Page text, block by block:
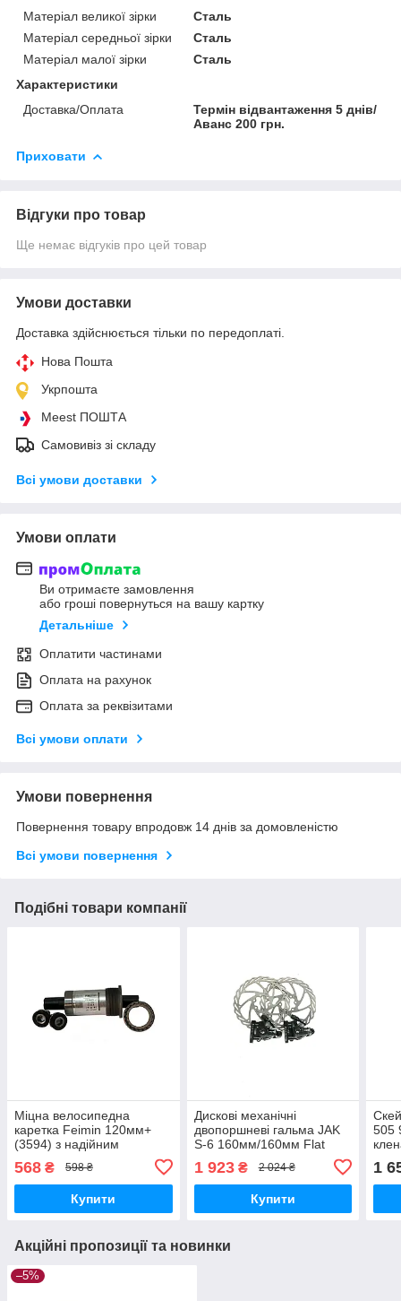
Матеріал великої зірки
Сталь
Матеріал середньої зірки
Сталь
Матеріал малої зірки
Сталь
Характеристики
Доставка/Оплата
Термін відвантаження 5 днів/
Аванс 200 грн.
Приховати
Відгуки про товар
Ще немає відгуків про цей товар
Умови доставки
Доставка здійснюється тільки по передоплаті.
Нова Пошта
Укрпошта
Meest ПОШТА
Самовивіз зі складу
Всі умови доставки
Умови оплати
Ви отримаєте замовлення
або гроші повернуться на вашу картку
Детальніше
Оплатити частинами
Оплата на рахунок
Оплата за реквізитами
Всі умови оплати
Умови повернення
Повернення товару впродовж 14 днів за домовленістю
Всі умови повернення
Подібні товари компанії
Міцна велосипедна
каретка Feimin 120мм+
(3594) з надійним
568 ₴ 598 ₴
Купити
Дискові механічні
двопоршневі гальма JAK
S-6 160мм/160мм Flat
поєднання міцності та
ефективності
1 923₴ 2 024 ₴
Купити
505
1
Акційні пропозиції та новинки
–5%